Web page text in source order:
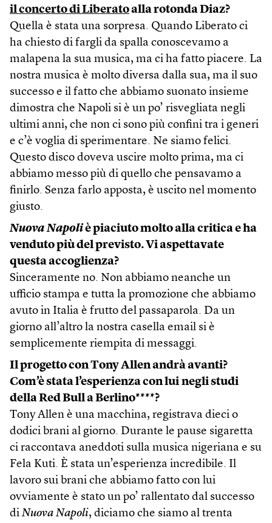
il concerto di Liberatoalla rotonda Diaz?
Quella è stata una sorpresa. Quando Liberato ci
ha chiesto di fargli da spalla conoscevamo a
malapena la sua musica, ma ci ha fatto piacere. La
nostra musica è molto diversa dalla sua, ma il suo
successo e il fatto che abbiamo suonato insieme
dimostra che Napoli si è un po’ risvegliata negli
ultimi anni, che non ci sono più confini tra i generi
e c’è voglia di sperimentare. Ne siamo felici.
Questo disco doveva uscire molto prima, ma ci
abbiamo messo più di quello che pensavamo a
finirlo. Senza farlo apposta, è uscito nel momento
giusto.
Nuova Napoliè piaciuto molto alla critica e ha
venduto più del previsto. Vi aspettavate
questa accoglienza?
Sinceramente no. Non abbiamo neanche un
ufficio stampa e tutta la promozione che abbiamo
avuto in Italia è frutto del passaparola. Da un
giorno all’altro la nostra casella email si è
semplicemente riempita di messaggi.
Il progetto con Tony Allen andrà avanti?
Com’è stata l’esperienza con lui negli studi
della Red Bull a Berlino****?
Tony Allen è una macchina, registrava dieci o
dodici brani al giorno. Durante le pause sigaretta
ci raccontava aneddoti sulla musica nigeriana e su
Fela Kuti. È stata un’esperienza incredibile. Il
lavoro sui brani che abbiamo fatto con lui
ovviamente è stato un po’ rallentato dal successo
di Nuova Napoli, diciamo che siamo al trenta